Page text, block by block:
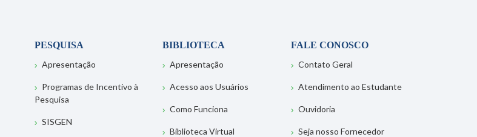
PESQUISA
Apresentação
Programas de Incentivo à
Pesquisa
SISGEN
BIBLIOTECA
Apresentação
Acesso aos Usuários
Como Funciona
Biblioteca Virtual
FALE CONOSCO
Contato Geral
Atendimento ao Estudante
Ouvidoria
Seja nosso Fornecedor